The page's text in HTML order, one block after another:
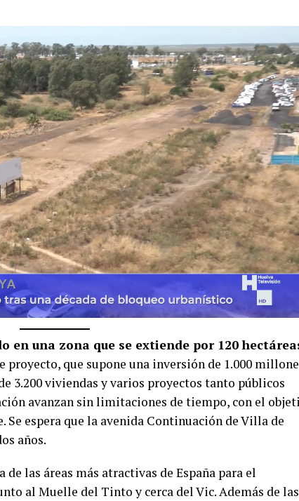
en una zona que se extiende por 120
proyecto, que supone una inversión de 1.000
3.200 viviendas y varios proyectos tanto públicos
avanzan sin limitaciones de tiempo, con el
espera que la avenida Continuación de Villa de
años.
de las áreas más atractivas de España para el
al Muelle del Tinto y cerca del Vic. Además de las